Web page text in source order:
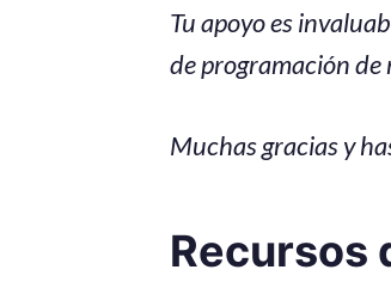
Tu apoyo es
de programación
Muchas gracias y
Recursos